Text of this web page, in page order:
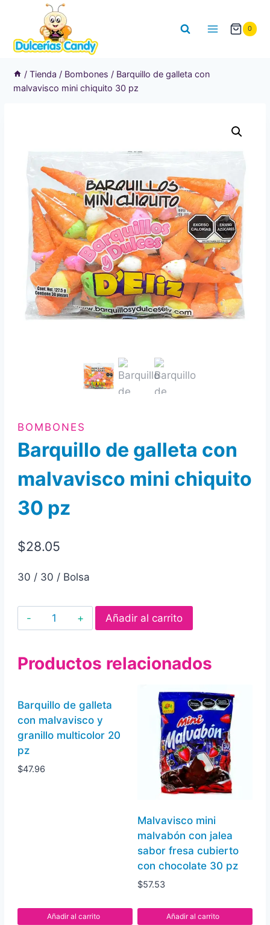
contenido
0
/ Tienda / Bombones / Barquillo de galleta con
malvavisco mini chiquito 30 pz
BOMBONES
Barquillo de galleta con
malvavisco mini chiquito
30 pz
$28.05
30 / 30 / Bolsa
Barquillo
de
con
chiquito
30
Añadir al carrito
Productos relacionados
Barquillo de galleta
con malvavisco y
granillo multicolor 20
pz
$47.96
Añadir al carrito
Malvavisco mini
malvabón con jalea
sabor fresa cubierto
con chocolate 30 pz
$57.53
Añadir al carrito